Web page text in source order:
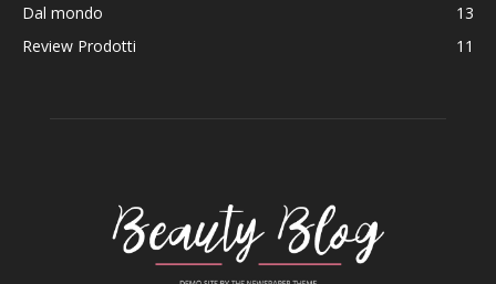
Dal mondo
13
Review Prodotti
11